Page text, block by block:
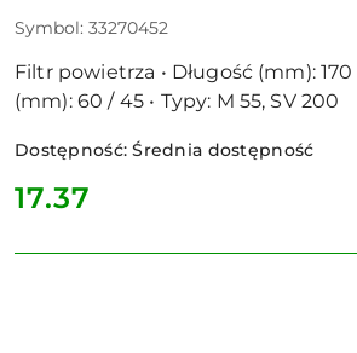
Symbol: 33270452
Filtr powietrza • Długość (mm): 170
(mm): 60 / 45 • Typy: M 55, SV 200
Dostępność:Średnia dostępność
cena:
17.37